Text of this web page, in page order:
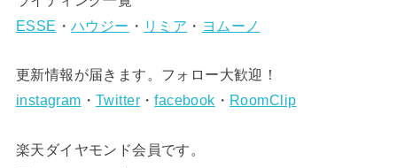
ESSE ・ ハウジー ・ リミア ・ ヨムーノ
更新情報が届きます。フォロー大歓迎！
instagram ・Twitter・facebook ・ RoomClip
楽天ダイヤモンド会員です。